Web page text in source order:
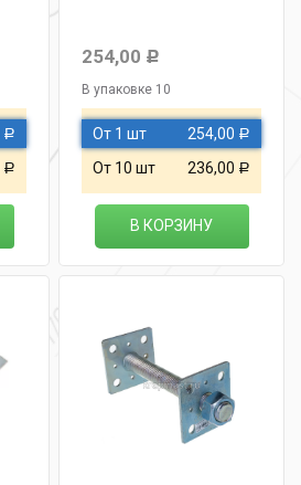
Р
Р
254,00 Р
В упаковке 10
От 1 шт 254,00 Р
От 10 шт 236,00 Р
В КОРЗИНУ